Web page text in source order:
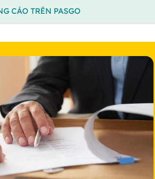
CÁO TRÊN PASGO